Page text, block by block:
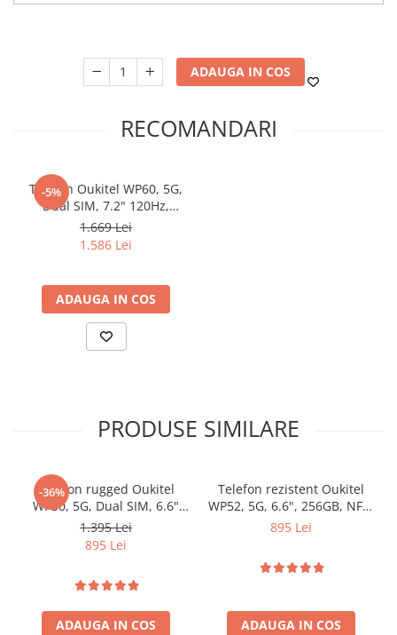
ADAUGA IN COS
RECOMANDARI
-5%
Telefon Oukitel WP60, 5G,
Dual SIM, 7.2" 120Hz,
Dimensity 7025, 8GB RAM,
256GB, NFC, Android 15,
1.669 Lei
1.586 Lei
ADAUGA IN COS
PRODUSE SIMILARE
-36%
Telefon rugged Oukitel
WP50, 5G, Dual SIM, 6.6"
HD+, 16GB RAM (4GB +
12GB), 256GB, NFC, GPS,
1.395 Lei
895 Lei
ADAUGA IN COS
Telefon rezistent Oukitel
WP52, 5G, 6.6", 256GB, NFC,
Senzor Amprenta,
895 Lei
ADAUGA IN COS